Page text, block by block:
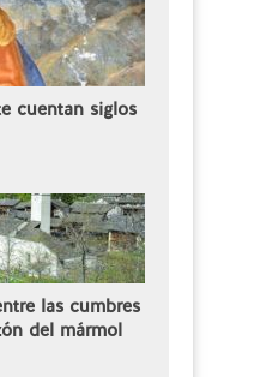
cuentan siglos
las cumbres
del mármol